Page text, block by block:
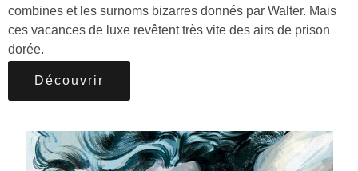
combines et les surnoms bizarres donnés par Walter. Mais
ces vacances de luxe revêtent très vite des airs de prison
dorée.
Découvrir